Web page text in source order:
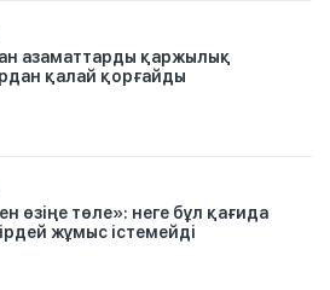
азаматтарды қаржылық
қалай қорғайды
өзіңе төле»: неге бұл қағида
жұмыс істемейді